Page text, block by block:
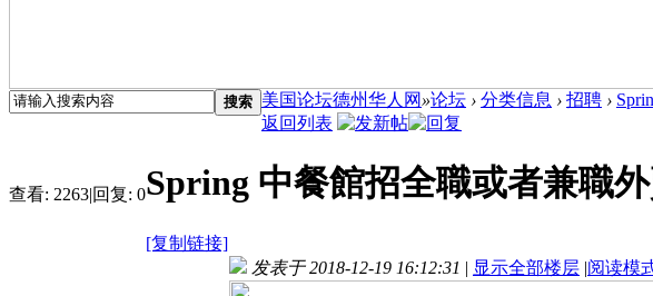
搜索 美国论坛德州华人网 »论坛 › 分类信息 › 招聘 ›
返回列表
查看: 2263|回复: 0Spring 中餐館招全職或者兼職
[复制链接]
发表于 2018-12-19 16:12:31 | 显示全部楼层 |阅读模